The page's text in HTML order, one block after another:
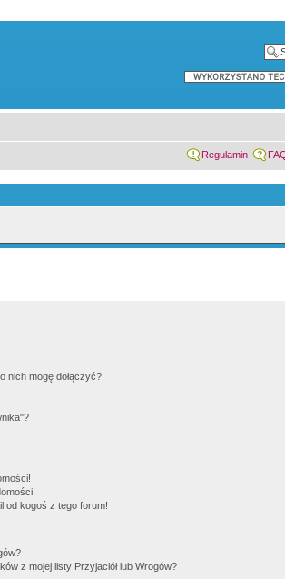
Regulamin
nich mogę dołączyć?
od kogoś z tego forum!
z mojej listy Przyjaciół lub Wrogów?